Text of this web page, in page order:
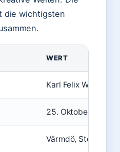
die wichtigsten
WERT
Karl Felix Wilhelm
25. Oktober 1998
Värmdö,